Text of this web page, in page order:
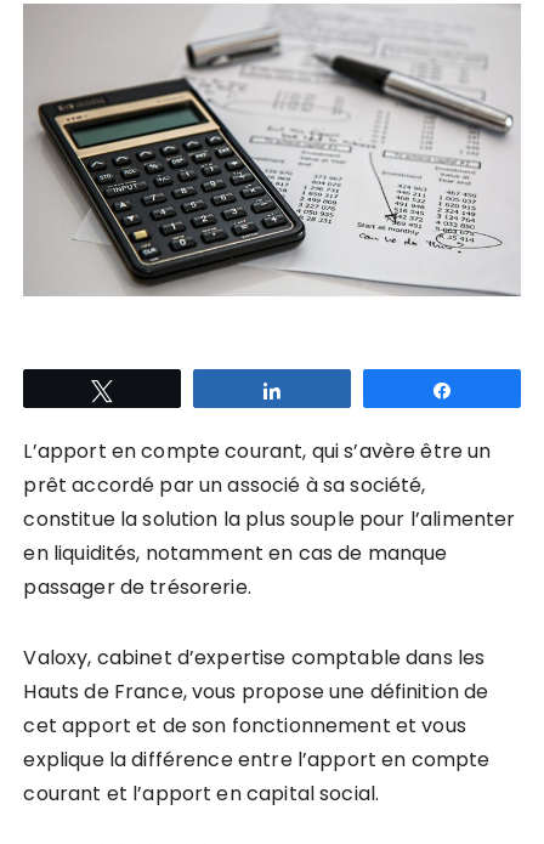
L’apport en compte courant, qui s’avère être un
prêt accordé par un associé à sa société,
constitue la solution la plus souple pour l’alimenter
en liquidités, notamment en cas de manque
passager de trésorerie.
Valoxy, cabinet d’expertise comptable dans les
Hauts de France, vous propose une définition de
cet apport et de son fonctionnement et vous
explique la différence entre l’apport en compte
courant et l’apport en capital social.